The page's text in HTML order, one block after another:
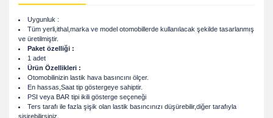
Uygunluk :
Tüm yerli,ithal,marka ve model otomobillerde kullanılacak şekilde tasarlanmış
ve üretilmiştir.
Paket özelliği :
1 adet
Ürün Özellikleri :
Otomobilinizin lastik hava basıncını ölçer.
En hassas,Saat tip göstergeye sahiptir.
PSI veya BAR tipi ikili gösterge seçeneği
Ters tarafı ile fazla şişik olan lastik basıncınızı düşürebilir,diğer tarafıyla
şişirebilirsiniz.